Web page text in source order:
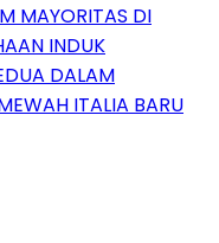
MAYORITAS DI
INDUK
DALAM
ITALIA BARU